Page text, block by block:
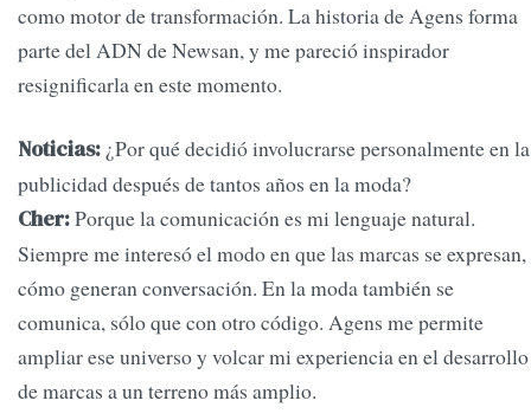
como motor de transformación. La historia de Agens forma
parte del ADN de Newsan, y me pareció inspirador
resignificarla en este momento.
Noticias: ¿Por qué decidió involucrarse personalmente en la
publicidad después de tantos años en la moda?
Cher:Porque la comunicación es mi lenguaje natural.
Siempre me interesó el modo en que las marcas se expresan,
cómo generan conversación. En la moda también se
comunica, sólo que con otro código. Agens me permite
ampliar ese universo y volcar mi experiencia en el desarrollo
de marcas a un terreno más amplio.